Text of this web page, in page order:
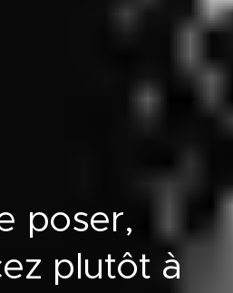
poser,
plutôt à